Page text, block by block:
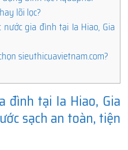
lõi lọc?
gia đình tại Ia Hiao, Gia
sieuthicuavietnam.com?
đình tại Ia Hiao, Gia
sạch an toàn, tiện